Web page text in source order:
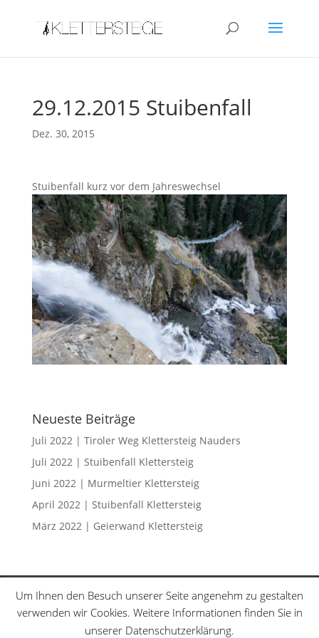
29.12.2015 Stuibenfall
Dez. 30, 2015
Stuibenfall kurz vor dem Jahreswechsel
Neueste Beiträge
Juli 2022 | Tiroler Weg Klettersteig Nauders
Juli 2022 | Stuibenfall Klettersteig
Juni 2022 | Murmeltier Klettersteig
April 2022 | Stuibenfall Klettersteig
März 2022 | Geierwand Klettersteig
Klettersteige
Schwierigkeitsgrade
Datenschutzerklärung
Sitemap
Um Ihnen den Besuch unserer Seite angenehm zu gestalten
verwenden wir Cookies. Weitere Informationen finden Sie in
unserer Datenschutzerklärung.